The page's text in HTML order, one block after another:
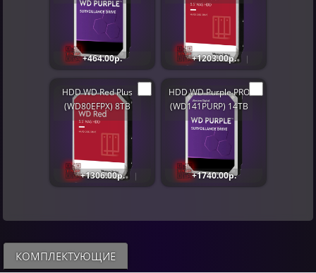
+464.00р. +1203.00р.
HDD WD Red Plus
(WD80EFPX) 8TB
+1306.00р.
HDD WD Purple PRO
(WD141PURP) 14TB
+1740.00р.
КОМПЛЕКТУЮЩИЕ